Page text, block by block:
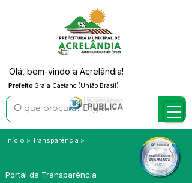
Prefeito Graia Caetano (União Brasil)
Olá, bem-vindo a Acrelândia!
Início > Transparência >
Portal da Transparência